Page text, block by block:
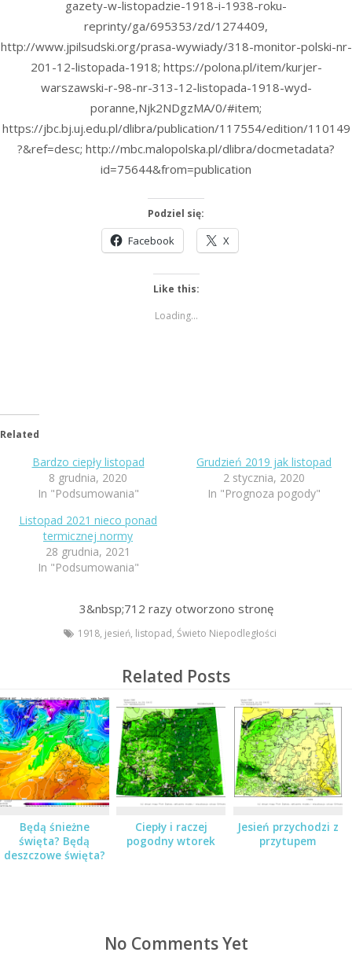
gazety-w-listopadzie-1918-i-1938-roku-
reprinty/ga/695353/zd/1274409,
http://www.jpilsudski.org/prasa-wywiady/318-monitor-polski-nr-
201-12-listopada-1918; https://polona.pl/item/kurjer-
warszawski-r-98-nr-313-12-listopada-1918-wyd-
poranne,Njk2NDgzMA/0/#item;
https://jbc.bj.uj.edu.pl/dlibra/publication/117554/edition/110149
?&ref=desc; http://mbc.malopolska.pl/dlibra/docmetadata?
id=75644&from=publication
Podziel się:
Facebook X
Like this:
Loading...
Related
Bardzo ciepły listopad
8 grudnia, 2020
In "Podsumowania"
Grudzień 2019 jak listopad
2 stycznia, 2020
In "Prognoza pogody"
Listopad 2021 nieco ponad
termicznej normy
28 grudnia, 2021
In "Podsumowania"
3&nbsp;712 razy otworzono stronę
1918, jesień, listopad, Świeto Niepodległości
Related Posts
Będą śnieżne
święta? Będą
deszczowe święta?
Ciepły i raczej
pogodny wtorek
Jesień przychodzi z
przytupem
No Comments Yet